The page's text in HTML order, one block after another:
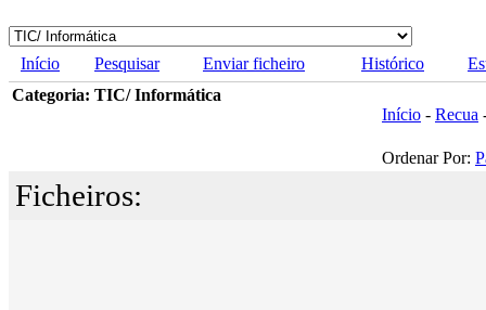
Início Pesquisar Enviar ficheiro Histórico
Categoria: TIC/ Informática
Início - Recua
Ordenar Por:
Ficheiros: